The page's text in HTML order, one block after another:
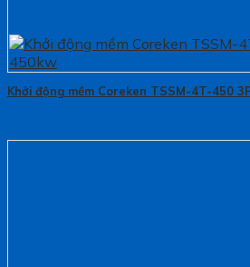
Khởi động mềm Coreken TSSM-4T-450